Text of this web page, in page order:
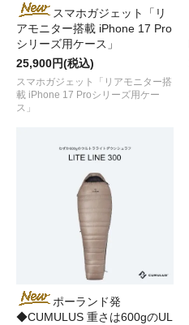
スマホガジェット「リ
アモニター搭載 iPhone 17 Pro
シリーズ用ケース」
25,900円(税込)
スマホガジェット「リアモニター搭
載 iPhone 17 Proシリーズ用ケー
ス」
ポーランド発
◆CUMULUS 重さは600gのUL